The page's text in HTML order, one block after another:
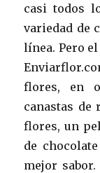
casi todos
variedad de
línea. Pero
flores, en
canastas de
flores, un
de
mejor